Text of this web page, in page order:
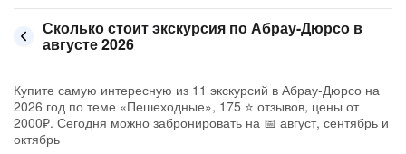
Сколько стоит экскурсия по Абрау-Дюрсо в
августе 2026
Купите самую интересную из 11 экскурсий в Абрау-Дюрсо на
2026 год по теме «Пешеходные», 175 ⭐ отзывов, цены от
2000₽. Сегодня можно забронировать на 📅 август, сентябрь и
октябрь